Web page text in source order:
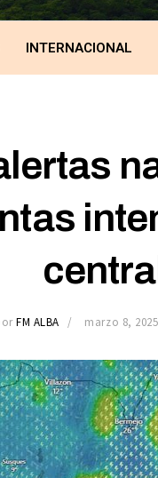
INTERNACIONAL
FM ALBA marzo 8, 2025